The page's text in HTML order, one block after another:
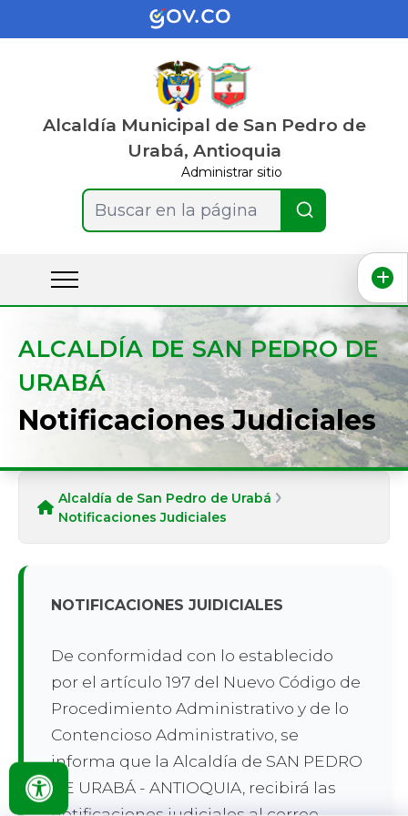
Alcaldía Municipal de San Pedro de
Urabá, Antioquia
Administrar sitio
Buscar en la página
ALCALDÍA DE SAN PEDRO DE
URABÁ
Notificaciones Judiciales
Alcaldía de San Pedro de Urabá
Notificaciones Judiciales
​NOTIFICACIONES JUIDICIALES
De conformidad con lo establecido
por el artículo 197 del Nuevo Código de
Procedimiento Administrativo y de lo
Contencioso Administrativo, se
informa que la Alcaldía de SAN PEDRO
DE URABÁ - ANTIOQUIA, recibirá las